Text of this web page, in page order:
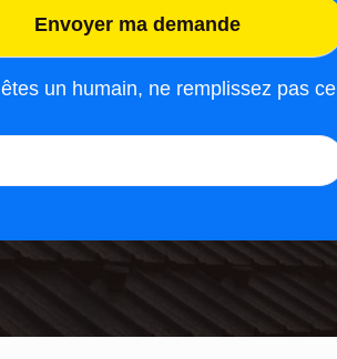
Envoyer ma demande
un humain, ne remplissez pas ce